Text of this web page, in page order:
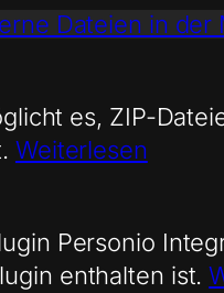
Dateien in der
es, ZIP-
Weiterlesen
Personio
enthalten ist.